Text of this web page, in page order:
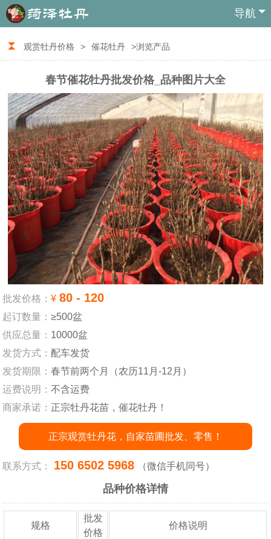
导航
观赏牡丹价格 > 催花牡丹 >浏览产品
春节催花牡丹批发价格_品种图片大全
批发价格：¥ 80 - 120
起订数量：≥500盆
供应总量： 10000盆
发货方式： 配车发货
发货期限：春节前两个月（农历11月-12月）
运费说明：不含运费
商家承诺： 正宗牡丹花苗，催花牡丹！
正宗观赏牡丹花，自家苗圃批发、零售！
联系方式： 150 6502 5968 （微信手机同号）
品种价格详情
规格
批发
价格
价格说明